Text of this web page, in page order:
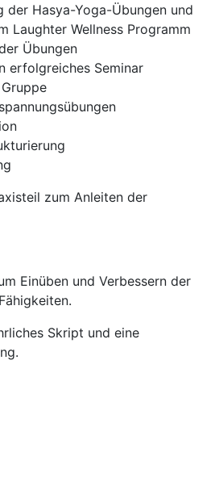
der Hasya-Yoga-Übungen und
Laughter Wellness Programm
Übungen
erfolgreiches Seminar
zum Anleiten der
Einüben und Verbessern der
Skript und eine